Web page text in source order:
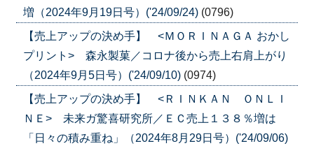
増（2024年9月19日号）('24/09/24) (0796)
【売上アップの決め手】 <ＭＯＲＩＮＡＧＡ おかし
プリント> 森永製菓／コロナ後から売上右肩上がり
（2024年9月5日号）('24/09/10) (0974)
【売上アップの決め手】 <ＲＩＮＫＡＮ ＯＮＬＩ
ＮＥ> 未来ガ驚喜研究所／ＥＣ売上１３８％増は
「日々の積み重ね」（2024年8月29日号）('24/09/06)